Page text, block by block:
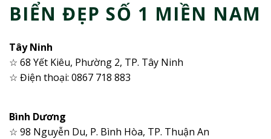
BIỂN ĐẸP SỐ 1 MIỀN NAM
Tây Ninh
☆ 68 Yết Kiêu, Phường 2, TP. Tây Ninh
☆ Điện thoại: 0867 718 883
Bình Dương
☆ 98 Nguyễn Du, P. Bình Hòa, TP. Thuận An